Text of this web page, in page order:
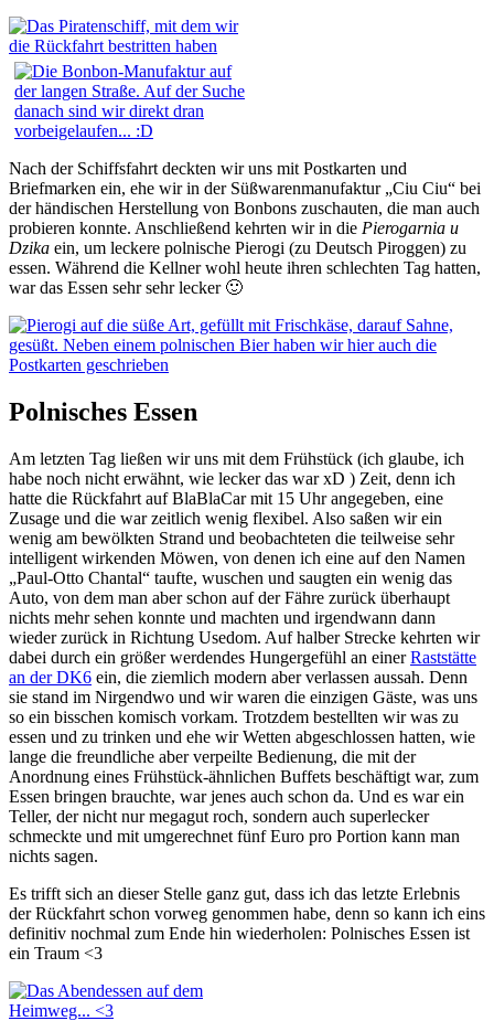
Nach der Schiffsfahrt deckten wir uns mit Postkarten und
Briefmarken ein, ehe wir in der Süßwarenmanufaktur „Ciu Ciu“ bei
der händischen Herstellung von Bonbons zuschauten, die man auch
probieren konnte. Anschließend kehrten wir in die Pierogarnia u
Dzika ein, um leckere polnische Pierogi (zu Deutsch Piroggen) zu
essen. Während die Kellner wohl heute ihren schlechten Tag hatten,
war das Essen sehr sehr lecker 🙂
Polnisches Essen
Am letzten Tag ließen wir uns mit dem Frühstück (ich glaube, ich
habe noch nicht erwähnt, wie lecker das war xD ) Zeit, denn ich
hatte die Rückfahrt auf BlaBlaCar mit 15 Uhr angegeben, eine
Zusage und die war zeitlich wenig flexibel. Also saßen wir ein
wenig am bewölkten Strand und beobachteten die teilweise sehr
intelligent wirkenden Möwen, von denen ich eine auf den Namen
„Paul-Otto Chantal“ taufte, wuschen und saugten ein wenig das
Auto, von dem man aber schon auf der Fähre zurück überhaupt
nichts mehr sehen konnte und machten und irgendwann dann
wieder zurück in Richtung Usedom. Auf halber Strecke kehrten wir
dabei durch ein größer werdendes Hungergefühl an einerRaststätte
an der DK6 ein, die ziemlich modern aber verlassen aussah. Denn
sie stand im Nirgendwo und wir waren die einzigen Gäste, was uns
so ein bisschen komisch vorkam. Trotzdem bestellten wir was zu
essen und zu trinken und ehe wir Wetten abgeschlossen hatten, wie
lange die freundliche aber verpeilte Bedienung, die mit der
Anordnung eines Frühstück-ähnlichen Buffets beschäftigt war, zum
Essen bringen brauchte, war jenes auch schon da. Und es war ein
Teller, der nicht nur megagut roch, sondern auch superlecker
schmeckte und mit umgerechnet fünf Euro pro Portion kann man
nichts sagen.
Es trifft sich an dieser Stelle ganz gut, dass ich das letzte Erlebnis
der Rückfahrt schon vorweg genommen habe, denn so kann ich eins
definitiv nochmal zum Ende hin wiederholen: Polnisches Essen ist
ein Traum <3